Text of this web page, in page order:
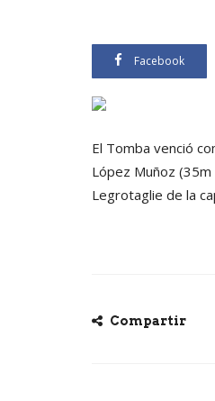
Facebook
El Tomba venció
López Muñoz
Legrotaglie de la
Compartir